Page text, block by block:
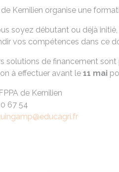
de Kernilien organise une
soyez débutant ou déjà
vos compétences dans ce
solutions de financement sont
à effectuer avant le 11 mai
de Kernilien
67 54